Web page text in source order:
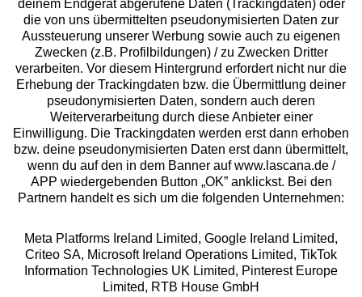
Services
Beratung
Über uns
Rechtliches
Alle Preise inkl. MwSt., zzgl.
Versandkosten
** Bonität vorausgesetzt, berechtigt zur Bonitätsprüfung
deinem Endgerät abgerufene Daten (Trackingdaten) oder
die von uns übermittelten pseudonymisierten Daten zur
Aussteuerung unserer Werbung sowie auch zu eigenen
Zwecken (z.B. Profilbildungen) / zu Zwecken Dritter
verarbeiten. Vor diesem Hintergrund erfordert nicht nur die
Erhebung der Trackingdaten bzw. die Übermittlung deiner
pseudonymisierten Daten, sondern auch deren
Weiterverarbeitung durch diese Anbieter einer
Einwilligung. Die Trackingdaten werden erst dann erhoben
bzw. deine pseudonymisierten Daten erst dann übermittelt,
wenn du auf den in dem Banner auf www.lascana.de /
APP wiedergebenden Button „OK” anklickst. Bei den
Partnern handelt es sich um die folgenden Unternehmen:
Meta Platforms Ireland Limited, Google Ireland Limited,
Criteo SA, Microsoft Ireland Operations Limited, TikTok
Information Technologies UK Limited, Pinterest Europe
Limited, RTB House GmbH